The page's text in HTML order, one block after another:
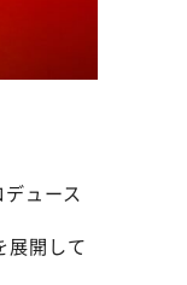
ュース
展開して